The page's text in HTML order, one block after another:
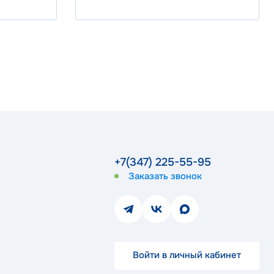
+7(347) 225-55-95
Заказать звонок
Войти в личный кабинет